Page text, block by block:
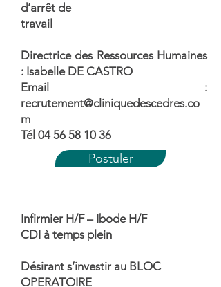
d’arrêt de
travail
Directrice des Ressources Humaines
: Isabelle DE CASTRO
Email :
recrutement@cliniquedescedres.co
m
Tél 04 56 58 10 36
Postuler
Infirmier H/F – Ibode H/F
CDI à temps plein
Désirant s’investir au BLOC
OPERATOIRE